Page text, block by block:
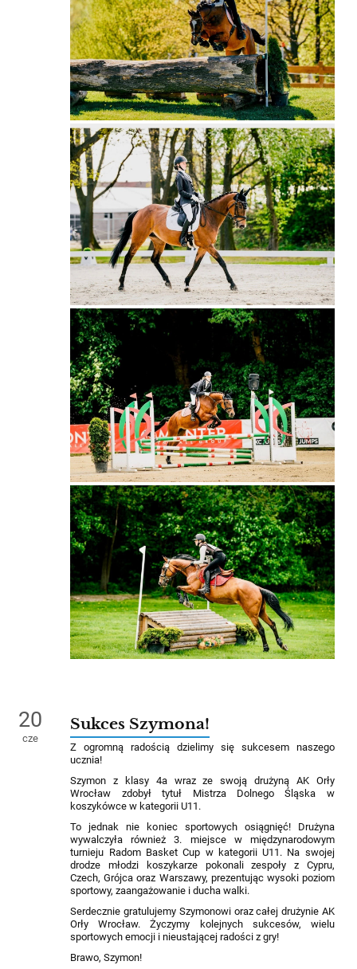
20
cze
Sukces Szymona!
Z ogromną radością dzielimy się sukcesem naszego
ucznia!
Szymon z klasy 4a wraz ze swoją drużyną AK Orły
Wrocław zdobył tytuł Mistrza Dolnego Śląska w
koszykówce w kategorii U11.
To jednak nie koniec sportowych osiągnięć! Drużyna
wywalczyła również 3. miejsce w międzynarodowym
turnieju Radom Basket Cup w kategorii U11. Na swojej
drodze młodzi koszykarze pokonali zespoły z Cypru,
Czech, Grójca oraz Warszawy, prezentując wysoki poziom
sportowy, zaangażowanie i ducha walki.
Serdecznie gratulujemy Szymonowi oraz całej drużynie AK
Orły Wrocław. Życzymy kolejnych sukcesów, wielu
sportowych emocji i nieustającej radości z gry!
Brawo, Szymon!